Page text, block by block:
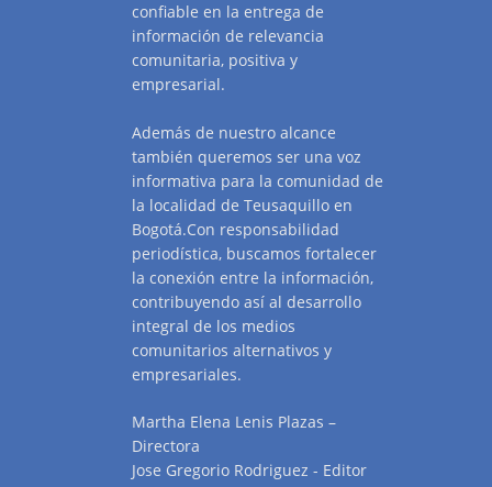
confiable en la entrega de
información de relevancia
comunitaria, positiva y
empresarial.
Además de nuestro alcance
también queremos ser una voz
informativa para la comunidad de
la localidad de Teusaquillo en
Bogotá.Con responsabilidad
periodística, buscamos fortalecer
la conexión entre la información,
contribuyendo así al desarrollo
integral de los medios
comunitarios alternativos y
empresariales.
Martha Elena Lenis Plazas –
Directora
Jose Gregorio Rodriguez - Editor